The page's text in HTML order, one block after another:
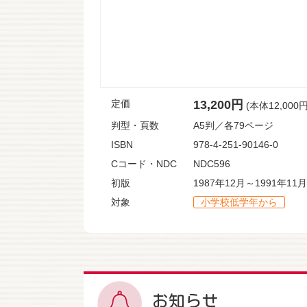
定価 13,200円 (本体12,000
判型・頁数
A5判／各79ページ
ISBN
978-4-251-90146-0
Cコード・NDC
NDC596
初版
1987年12月～1991年11月
対象
小学校低学年から
お知らせ